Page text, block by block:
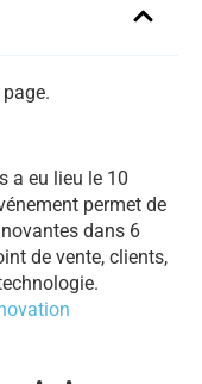
a eu lieu le 10
permet de
dans 6
de vente, clients,